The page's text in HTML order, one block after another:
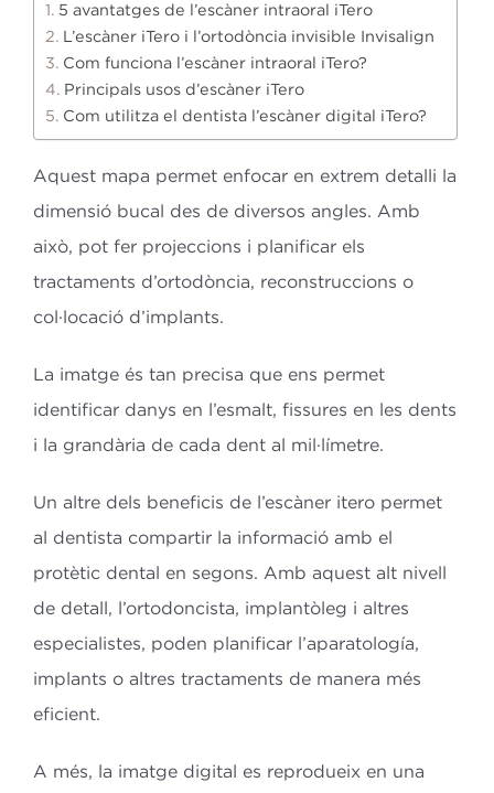
5 avantatges de l’escàner intraoral iTero
L’escàner iTero i l’ortodòncia invisible Invisalign
Com funciona l’escàner intraoral iTero?
Principals usos d’escàner iTero
Com utilitza el dentista l’escàner digital iTero?
Aquest mapa permet enfocar en extrem detalli la
dimensió bucal des de diversos angles. Amb
això, pot fer projeccions i planificar els
tractaments d’ortodòncia, reconstruccions o
col·locació d’implants.
La imatge és tan precisa que ens permet
identificar danys en l’esmalt, fissures en les dents
i la grandària de cada dent al mil·límetre.
Un altre dels beneficis de l’escàner itero permet
al dentista compartir la informació amb el
protètic dental en segons. Amb aquest alt nivell
de detall, l’ortodoncista, implantòleg i altres
especialistes, poden planificar l’aparatología,
implants o altres tractaments de manera més
eficient.
A més, la imatge digital es reprodueix en una